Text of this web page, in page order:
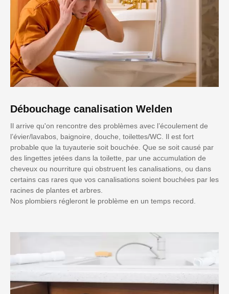
Débouchage canalisation Welden
Il arrive qu'on rencontre des problèmes avec l’écoulement de
l’évier/lavabos, baignoire, douche, toilettes/WC. Il est fort
probable que la tuyauterie soit bouchée. Que se soit causé par
des lingettes jetées dans la toilette, par une accumulation de
cheveux ou nourriture qui obstruent les canalisations, ou dans
certains cas rares que vos canalisations soient bouchées par les
racines de plantes et arbres.
Nos plombiers régleront le problème en un temps record.